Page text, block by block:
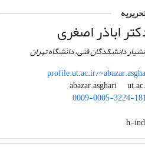
اباذر اصغری
دانشکدگان فنی، دانشگاه تهران
profile.ut.ac.ir/
0009-0005-3224-
h-